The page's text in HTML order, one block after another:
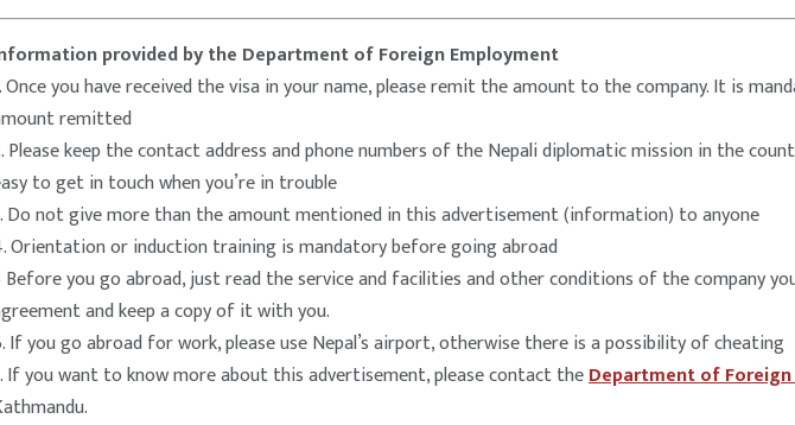
provided by the Department of Foreign Employment
Once you have received the visa in your name, please remit the amount to the company. It is
remitted
Please keep the contact address and phone numbers of the Nepali diplomatic mission in the
to get in touch when you’re in trouble
Do not give more than the amount mentioned in this advertisement (information) to anyone
Orientation or induction training is mandatory before going abroad
Before you go abroad, just read the service and facilities and other conditions of the company
and keep a copy of it with you.
If you go abroad for work, please use Nepal’s airport, otherwise there is a possibility of cheating
If you want to know more about this advertisement, please contact theDepartment of